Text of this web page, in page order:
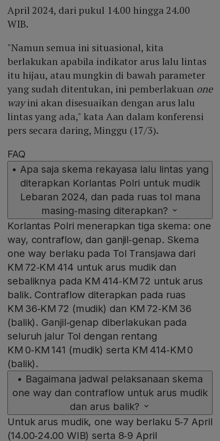
April 2024, dari pukul 14.00 hingga 24.00
WIB.
"Namun semua ini situasional, kita
berlakukan apabila indikator arus lalu lintas
itu hijau, atau mungkin di bawah parameter
yang sudah ditentukan, ini pemberlakuan one
wayini akan disesuaikan dengan arus lalu
lintas yang ada," kata Aan dalam konferensi
pers secara daring, Minggu (17/3).
FAQ
• Apa saja skema rekayasa lalu lintas yang
diterapkan Korlantas Polri untuk mudik
Lebaran 2024, dan pada ruas tol mana
masing‑masing diterapkan?
Korlantas Polri menerapkan tiga skema: one
way, contraflow, dan ganjil‑genap. Skema
one way berlaku pada Tol Transjawa dari
KM 72‑KM 414 untuk arus mudik dan
sebaliknya pada KM 414‑KM 72 untuk arus
balik. Contraflow diterapkan pada ruas
KM 36‑KM 72 (mudik) dan KM 72‑KM 36
(balik). Ganjil‑genap diberlakukan pada
seluruh jalur Tol dengan rentang
KM 0‑KM 141 (mudik) serta KM 414‑KM 0
(balik).
• Bagaimana jadwal pelaksanaan skema
one way dan contraflow untuk arus mudik
dan arus balik?
Untuk arus mudik, one way berlaku 5‑7 April
(14.00‑24.00 WIB) serta 8‑9 April